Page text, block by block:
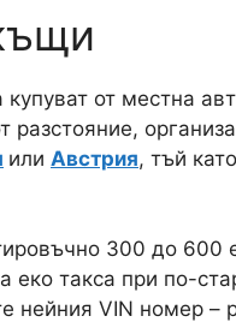
от местна
разстояние,
или Австрия, тъй
300 до 600
еко такса при по-
нейния VIN номер –